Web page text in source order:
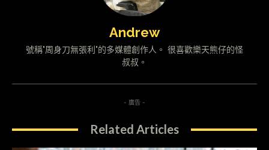
Andrew
號稱"周身刀無張利"的多媒體創作人。 很喜歡樂天熊仔的怪
叔叔。
- 廣告 -
Related Articles